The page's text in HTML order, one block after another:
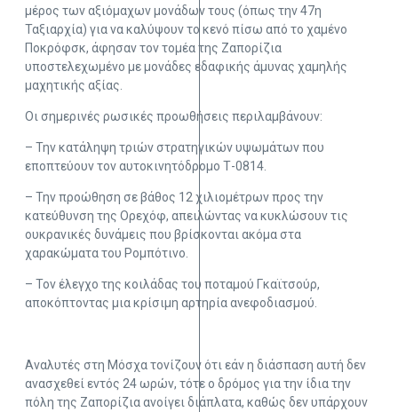
μέρος των αξιόμαχων μονάδων τους (όπως την 47η
Ταξιαρχία) για να καλύψουν το κενό πίσω από το χαμένο
Ποκρόφσκ, άφησαν τον τομέα της Ζαπορίζια
υποστελεχωμένο με μονάδες εδαφικής άμυνας χαμηλής
μαχητικής αξίας.
Οι σημερινές ρωσικές προωθήσεις περιλαμβάνουν:
– Την κατάληψη τριών στρατηγικών υψωμάτων που
εποπτεύουν τον αυτοκινητόδρομο Τ-0814.
– Την προώθηση σε βάθος 12 χιλιομέτρων προς την
κατεύθυνση της Ορεχόφ, απειλώντας να κυκλώσουν τις
ουκρανικές δυνάμεις που βρίσκονται ακόμα στα
χαρακώματα του Ρομπότινο.
– Τον έλεγχο της κοιλάδας του ποταμού Γκαϊτσούρ,
αποκόπτοντας μια κρίσιμη αρτηρία ανεφοδιασμού.
Αναλυτές στη Μόσχα τονίζουν ότι εάν η διάσπαση αυτή δεν
ανασχεθεί εντός 24 ωρών, τότε ο δρόμος για την ίδια την
πόλη της Ζαπορίζια ανοίγει διάπλατα, καθώς δεν υπάρχουν